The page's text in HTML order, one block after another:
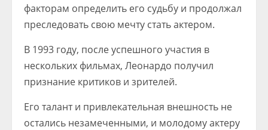
факторам определить его судьбу и продолжал
преследовать свою мечту стать актером.
В 1993 году, после успешного участия в
нескольких фильмах, Леонардо получил
признание критиков и зрителей.
Его талант и привлекательная внешность не
остались незамеченными, и молодому актеру